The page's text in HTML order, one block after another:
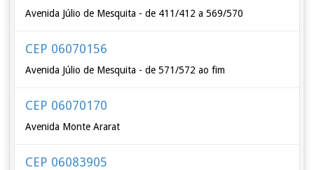
Avenida Júlio de Mesquita - de 411/412 a 569/570
CEP 06070156
Avenida Júlio de Mesquita - de 571/572 ao fim
CEP 06070170
Avenida Monte Ararat
CEP 06083905